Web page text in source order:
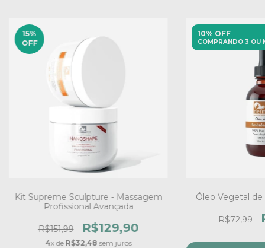
15%
OFF
Kit Supreme Sculpture - Massagem
Profissional Avançada
R$151,99 R$129,90
4x de R$32,48 sem juros
10% OFF
COMPRANDO 3 OU
Óleo Vegetal
R$72,99